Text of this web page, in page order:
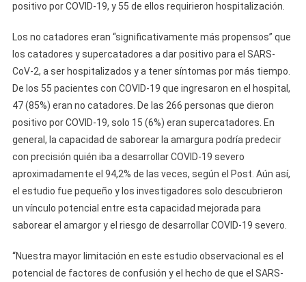
positivo por COVID-19, y 55 de ellos requirieron hospitalización.
Los no catadores eran “significativamente más propensos” que
los catadores y supercatadores a dar positivo para el SARS-
CoV-2, a ser hospitalizados y a tener síntomas por más tiempo.
De los 55 pacientes con COVID-19 que ingresaron en el hospital,
47 (85%) eran no catadores. De las 266 personas que dieron
positivo por COVID-19, solo 15 (6%) eran supercatadores. En
general, la capacidad de saborear la amargura podría predecir
con precisión quién iba a desarrollar COVID-19 severo
aproximadamente el 94,2% de las veces, según el Post. Aún así,
el estudio fue pequeño y los investigadores solo descubrieron
un vínculo potencial entre esta capacidad mejorada para
saborear el amargor y el riesgo de desarrollar COVID-19 severo.
“Nuestra mayor limitación en este estudio observacional es el
potencial de factores de confusión y el hecho de que el SARS-